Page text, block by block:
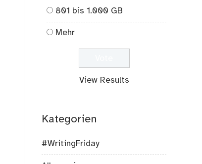
801 bis 1.000 GB
Mehr
View Results
Kategorien
#WritingFriday